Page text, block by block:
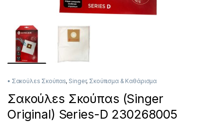
• Σακούλεs Σκούπαs, Singer, Σκούπισμα & Καθάρισμα
Σακούλεs Σκούπαs (Singer
Original) Series-D 230268005